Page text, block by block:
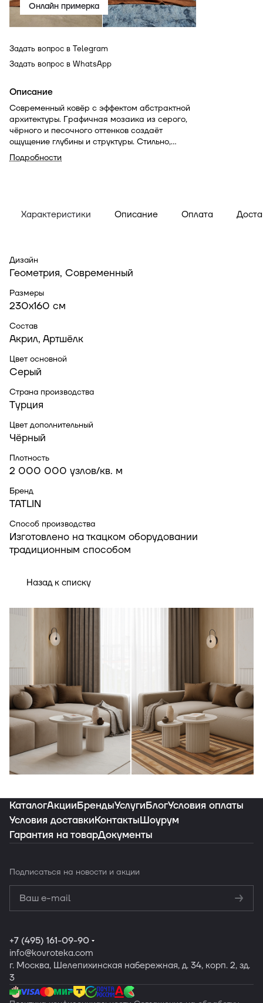
Онлайн примерка
Задать вопрос в Telegram
Задать вопрос в WhatsApp
Описание
Современный ковёр с эффектом абстрактной
архитектуры. Графичная мозаика из серого,
чёрного и песочного оттенков создаёт
ощущение глубины и структуры. Стильно,
выразительно, с характером — такой акцент
подчеркнёт интерьер в стиле лофт,
Подробности
Характеристики Описание Оплата
Дизайн
Геометрия, Современный
Размеры
230x160 см
Состав
Акрил, Артшёлк
Цвет основной
Серый
Страна производства
Турция
Цвет дополнительный
Чёрный
Плотность
2 000 000 узлов/кв. м
Бренд
TATLIN
Способ производства
Изготовлено на ткацком оборудовании
традиционным способом
Назад к списку
ваш интерьер
Заказать подборку
КаталогАкцииБрендыУслугиБлогУсловия оплаты
Условия доставкиКонтактыШоурум
Гарантия на товарДокументы
Подписаться на новости и акции
конфиденциальности
Обработку
персональных данных
+7 (495) 161-09-90
info@kovroteka.com
г. Москва, Шелепихинская набережная, д. 34, корп. 2, зд.
3